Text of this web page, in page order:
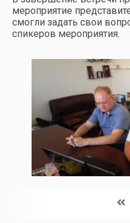
мероприятие
смогли задать свои
спикеров мероприятия.